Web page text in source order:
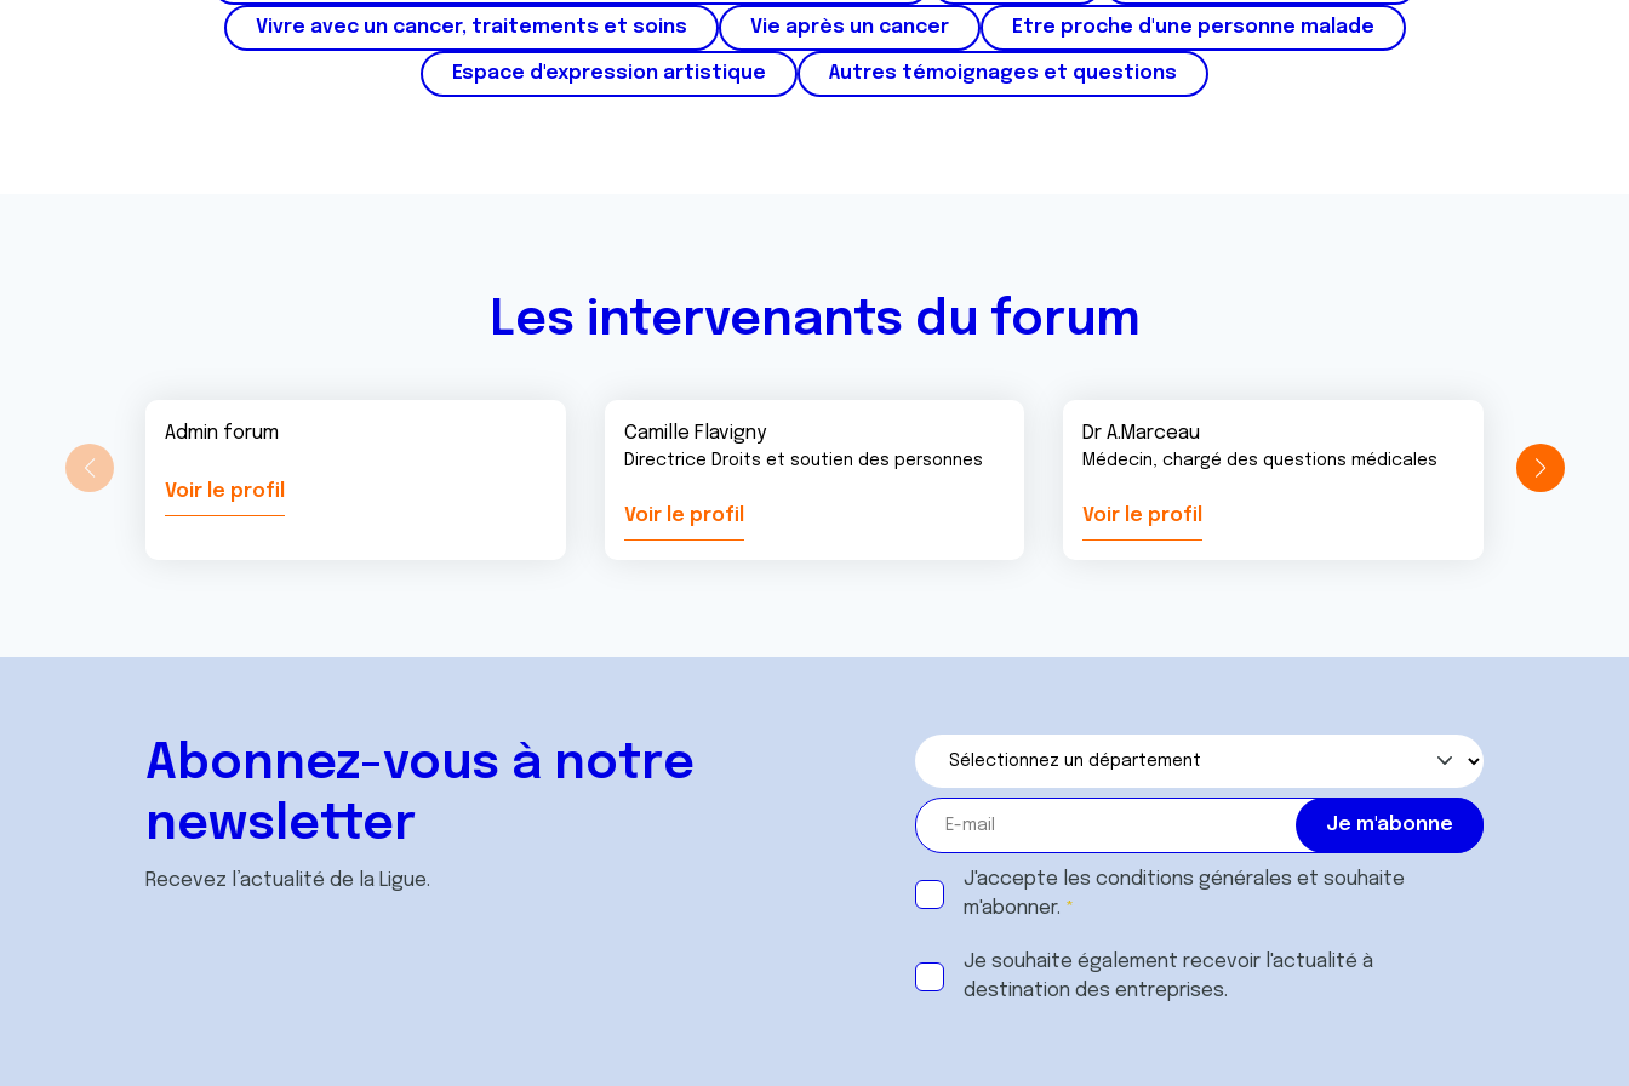
e
Vivre avec un cancer, traitements et soins Vie après un cancer Etre proche d'une personne malade
Espace d'expression artistique Autres témoignages et questions
Les intervenants du forum
Admin forum
Voir le profil
Camille Flavigny
Directrice Droits et soutien des personnes
Voir le profil
Dr A.Marceau
Médecin, chargé des questions médicales
Voir le profil
Abonnez-vous à notre
newsletter
Recevez l’actualité de la Ligue. J'accepte les conditions générales et souhaite
m'abonner.
Je souhaite également recevoir l'actualité à
destination des entreprises.